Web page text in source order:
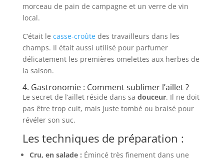
morceau de pain de campagne et un verre de vin
local.
C’était le casse-croûtedes travailleurs dans les
champs. Il était aussi utilisé pour parfumer
délicatement les premières omelettes aux herbes de
la saison.
4. Gastronomie : Comment sublimer l’aillet ?
Le secret de l’aillet réside dans sa douceur. Il ne doit
pas être trop cuit, mais juste tombé ou braisé pour
révéler son suc.
Les techniques de préparation :
Cru, en salade : Émincé très finement dans une